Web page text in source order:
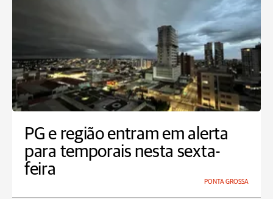
PG e região entram em alerta
para temporais nesta sexta-
feira
PONTA GROSSA